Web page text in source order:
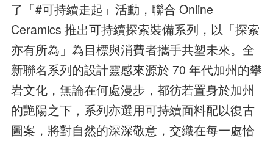
了「#可持續走起」活動，聯合 Online
Ceramics 推出可持續探索裝備系列，以「探索
亦有所為」為目標與消費者攜手共塑未來。全
新聯名系列的設計靈感來源於 70 年代加州的攀
岩文化，無論在何處漫步，都彷若置身於加州
的艷陽之下，系列亦選用可持續面料配以復古
圖案，將對自然的深深敬意，交織在每一處恰